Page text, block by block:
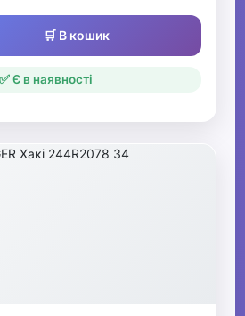
🛒 В кошик
✅ Є в наявності